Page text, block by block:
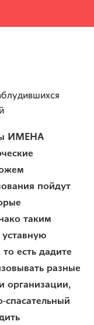
ИМЕНА
пойдут
таким
есть дадите
разные
организации,
спасательный